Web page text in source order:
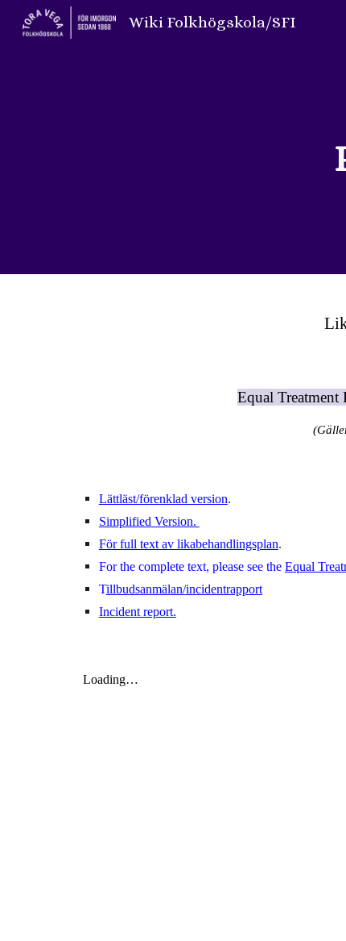
Wiki Folkhögskola/SFI
Equal Treatment
(G
Lättläst/förenklad version.
Simplified Version.
För full text av likabehandlingsplan.
For the complete text, please see the Equal
Tillbudsanmälan/incidentrapport
Incident report.